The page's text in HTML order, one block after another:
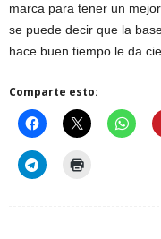
marca para tener un
se puede decir que la
hace buen tiempo le da
Comparte esto: